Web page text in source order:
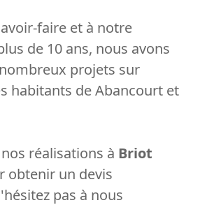
faire et à notre
de 10 ans, nous avons
projets sur
habitants de Abancourt et
réalisations à Briot
obtenir un devis
pas à nous